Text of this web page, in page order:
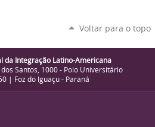
Voltar para o topo
da Integração Latino-Americana
Santos, 1000 - Polo Universitário
| Foz do Iguaçu - Paraná